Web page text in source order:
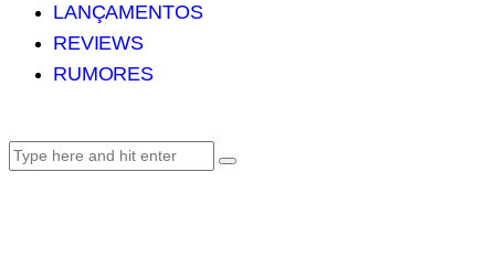
LANÇAMENTOS
REVIEWS
RUMORES